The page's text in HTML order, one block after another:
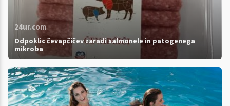
24ur.com
Odpoklic čevapčičev zaradi salmonele in patogenega
mikroba